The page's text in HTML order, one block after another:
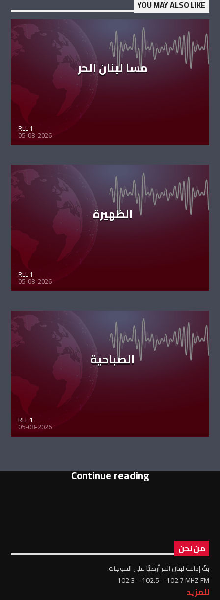
YOU MAY ALSO LIKE
مسا لبنان الحر
RLL 1
05-08-2026
الظهيرة
RLL 1
05-08-2026
الصباحية
RLL 1
05-08-2026
Continue reading
من نحن
بثّ إذاعة لبنان الحر أرضيًّا على الموجات:
102.3 – 102.5 – 102.7 MHZ FM
للمزيد